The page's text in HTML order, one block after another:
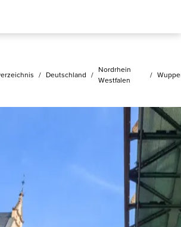
/ Deutschland /
Nordrhein
Westfalen
/